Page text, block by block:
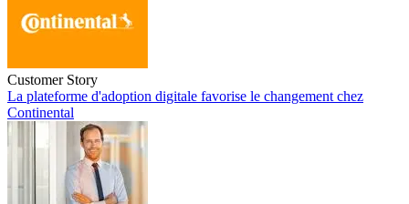
Customer Story
La plateforme d'adoption digitale favorise le changement chez
Continental
La plateforme d'adoption digitale favorise le changement chez
Continental